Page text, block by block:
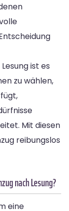
ist es
zu wählen,
Mit diesen
reibungslos
nach Lesung?
eine